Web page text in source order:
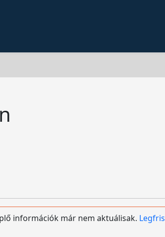
információk már nem aktuálisak.